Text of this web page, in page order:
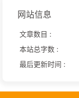
网站信息
文章数目 :
本站总字数 :
最后更新时间 :